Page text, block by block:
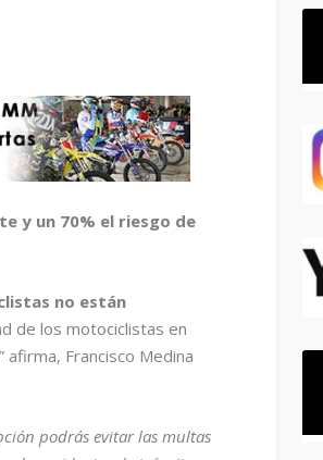
y un 70% el riesgo de
no están
de los motociclistas en
Francisco Medina
podrás evitar las multas